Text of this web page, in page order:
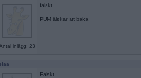
Antal inlägg: 23
falskt
PUM älskar att baka
Falskt